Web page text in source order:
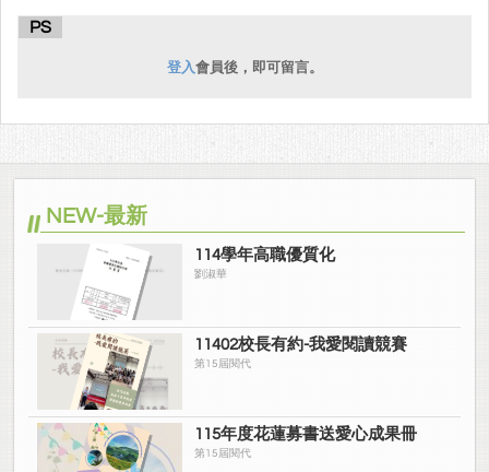
PS
登入會員後，即可留言。
NEW-最新
114學年高職優質化
劉淑華
11402校長有約-我愛閱讀競賽
第15屆閱代
115年度花蓮募書送愛心成果冊
第15屆閱代